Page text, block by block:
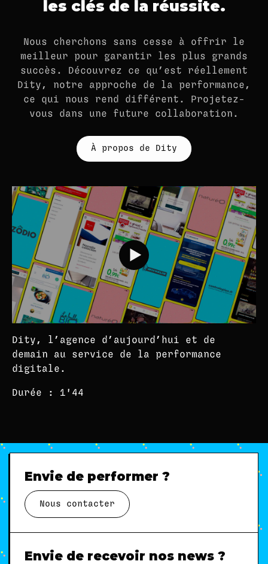
les clés de la réussite.
Nous cherchons sans cesse à offrir le
meilleur pour garantir les plus grands
succès. Découvrez ce qu’est réellement
Dity, notre approche de la performance,
ce qui nous rend différent. Projetez-
vous dans une future collaboration.
À propos de Dity
Dity, l’agence d’aujourd’hui et de
demain au service de la performance
digitale.
Durée : 1'44
Envie de performer ?
Nous contacter
Envie de recevoir nos news ?